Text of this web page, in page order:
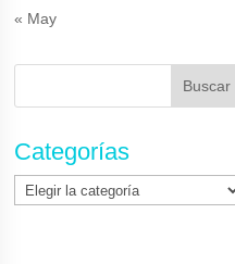
« May
Buscar:
Categorías
Categorías